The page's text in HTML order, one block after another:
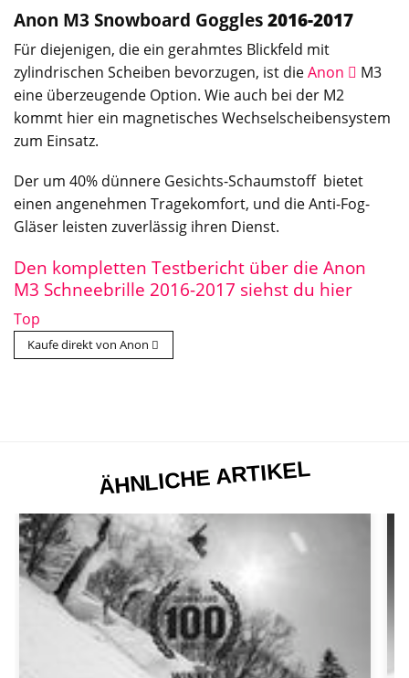
Anon M3 Snowboard Goggles2016-2017
Für diejenigen, die ein gerahmtes Blickfeld mit
zylindrischen Scheiben bevorzugen, ist dieAnon
M3
eine überzeugende Option. Wie auch bei der M2
kommt hier ein magnetisches Wechselscheibensystem
zum Einsatz.
Der um 40% dünnere Gesichts-Schaumstoff bietet
einen angenehmen Tragekomfort, und die Anti-Fog-
Gläser leisten zuverlässig ihren Dienst.
Den kompletten Testbericht über die Anon
M3 Schneebrille 2016-2017 siehst du hier
Top
Kaufe direkt von Anon
ÄHNLICHE ARTIKEL